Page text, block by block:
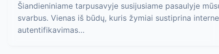
Šiandieniniame tarpusavyje susijusiame pasaulyje
svarbus. Vienas iš būdų, kuris žymiai sustiprina
autentifikavimas…